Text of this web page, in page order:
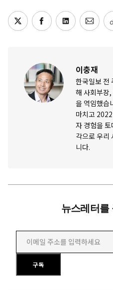
이충재
한국일보 전
해 사회부장
을 역임했습
마치고
자 경험을
각으로 우리
니다.
뉴스레터를
이메일 주소를 입력하세요
구독